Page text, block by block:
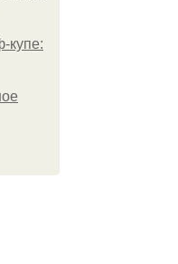
купе: